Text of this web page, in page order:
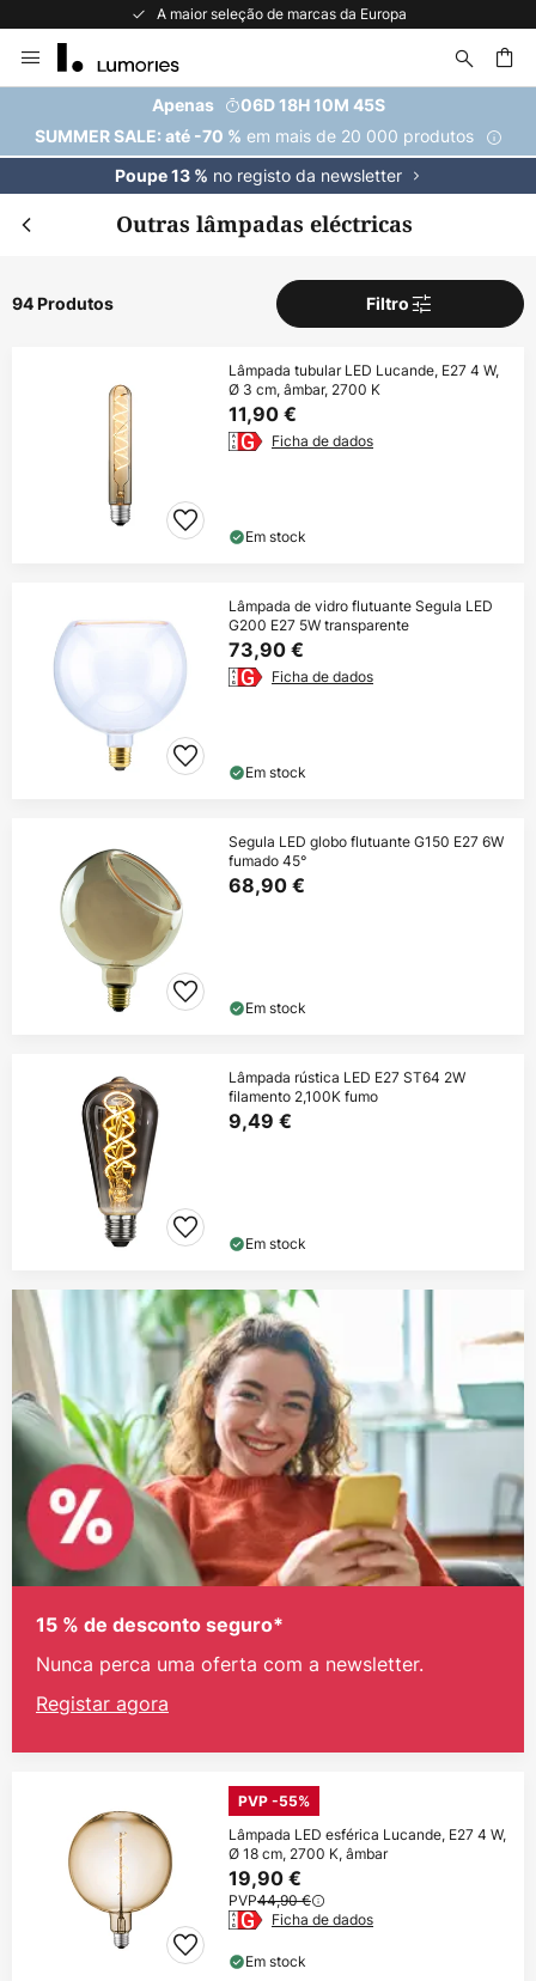
A maior seleção de marcas da Europa
para
Conteúdo
Apenas
06D 18H 10M 44S
SUMMER SALE: até -70 % em mais de 20 000 produtos
Poupe 13 % no registo da newsletter
Outras lâmpadas eléctricas
94 Produtos Filtro
Lâmpada tubular LED Lucande, E27 4 W,
Ø 3 cm, âmbar, 2700 K
11,90 €
Ficha de dados
Em stock
Lâmpada de vidro flutuante Segula LED
G200 E27 5W transparente
73,90 €
Ficha de dados
Em stock
Segula LED globo flutuante G150 E27 6W
fumado 45°
68,90 €
Em stock
Lâmpada rústica LED E27 ST64 2W
filamento 2,100K fumo
9,49 €
Em stock
15 % de desconto seguro*
Nunca perca uma oferta com a newsletter.
Registar agora
PVP -55%
Lâmpada LED esférica Lucande, E27 4 W,
Ø 18 cm, 2700 K, âmbar
19,90 €
PVP44,90 €
Ficha de dados
Em stock